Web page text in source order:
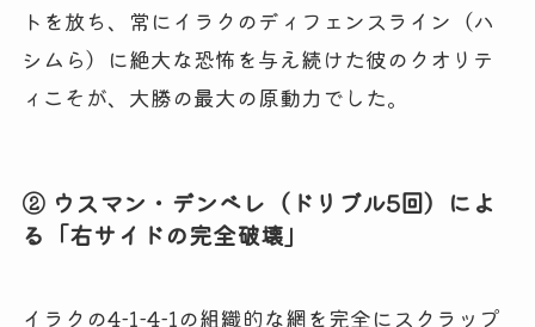
トを放ち、常にイラクのディフェンスライン（ハ
シムら）に絶大な恐怖を与え続けた彼のクオリテ
ィこそが、大勝の最大の原動力でした。
② ウスマン・デンベレ（ドリブル5回）によ
る「右サイドの完全破壊」
イラクの4-1-4-1の組織的な網を完全にスクラップ